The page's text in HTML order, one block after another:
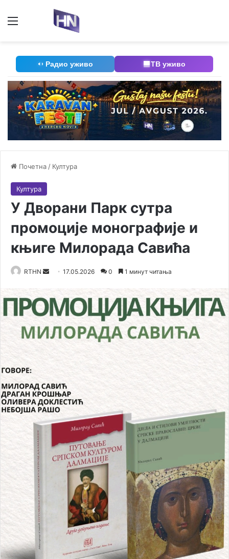
Радио уживо ТВ уживо
Почетна / Култура
Култура
У Дворани Парк сутра
промоције монографије и
књиге Милорада Савића
RTHN
n
n
m
l
17.05.2026 0 1 минут читања